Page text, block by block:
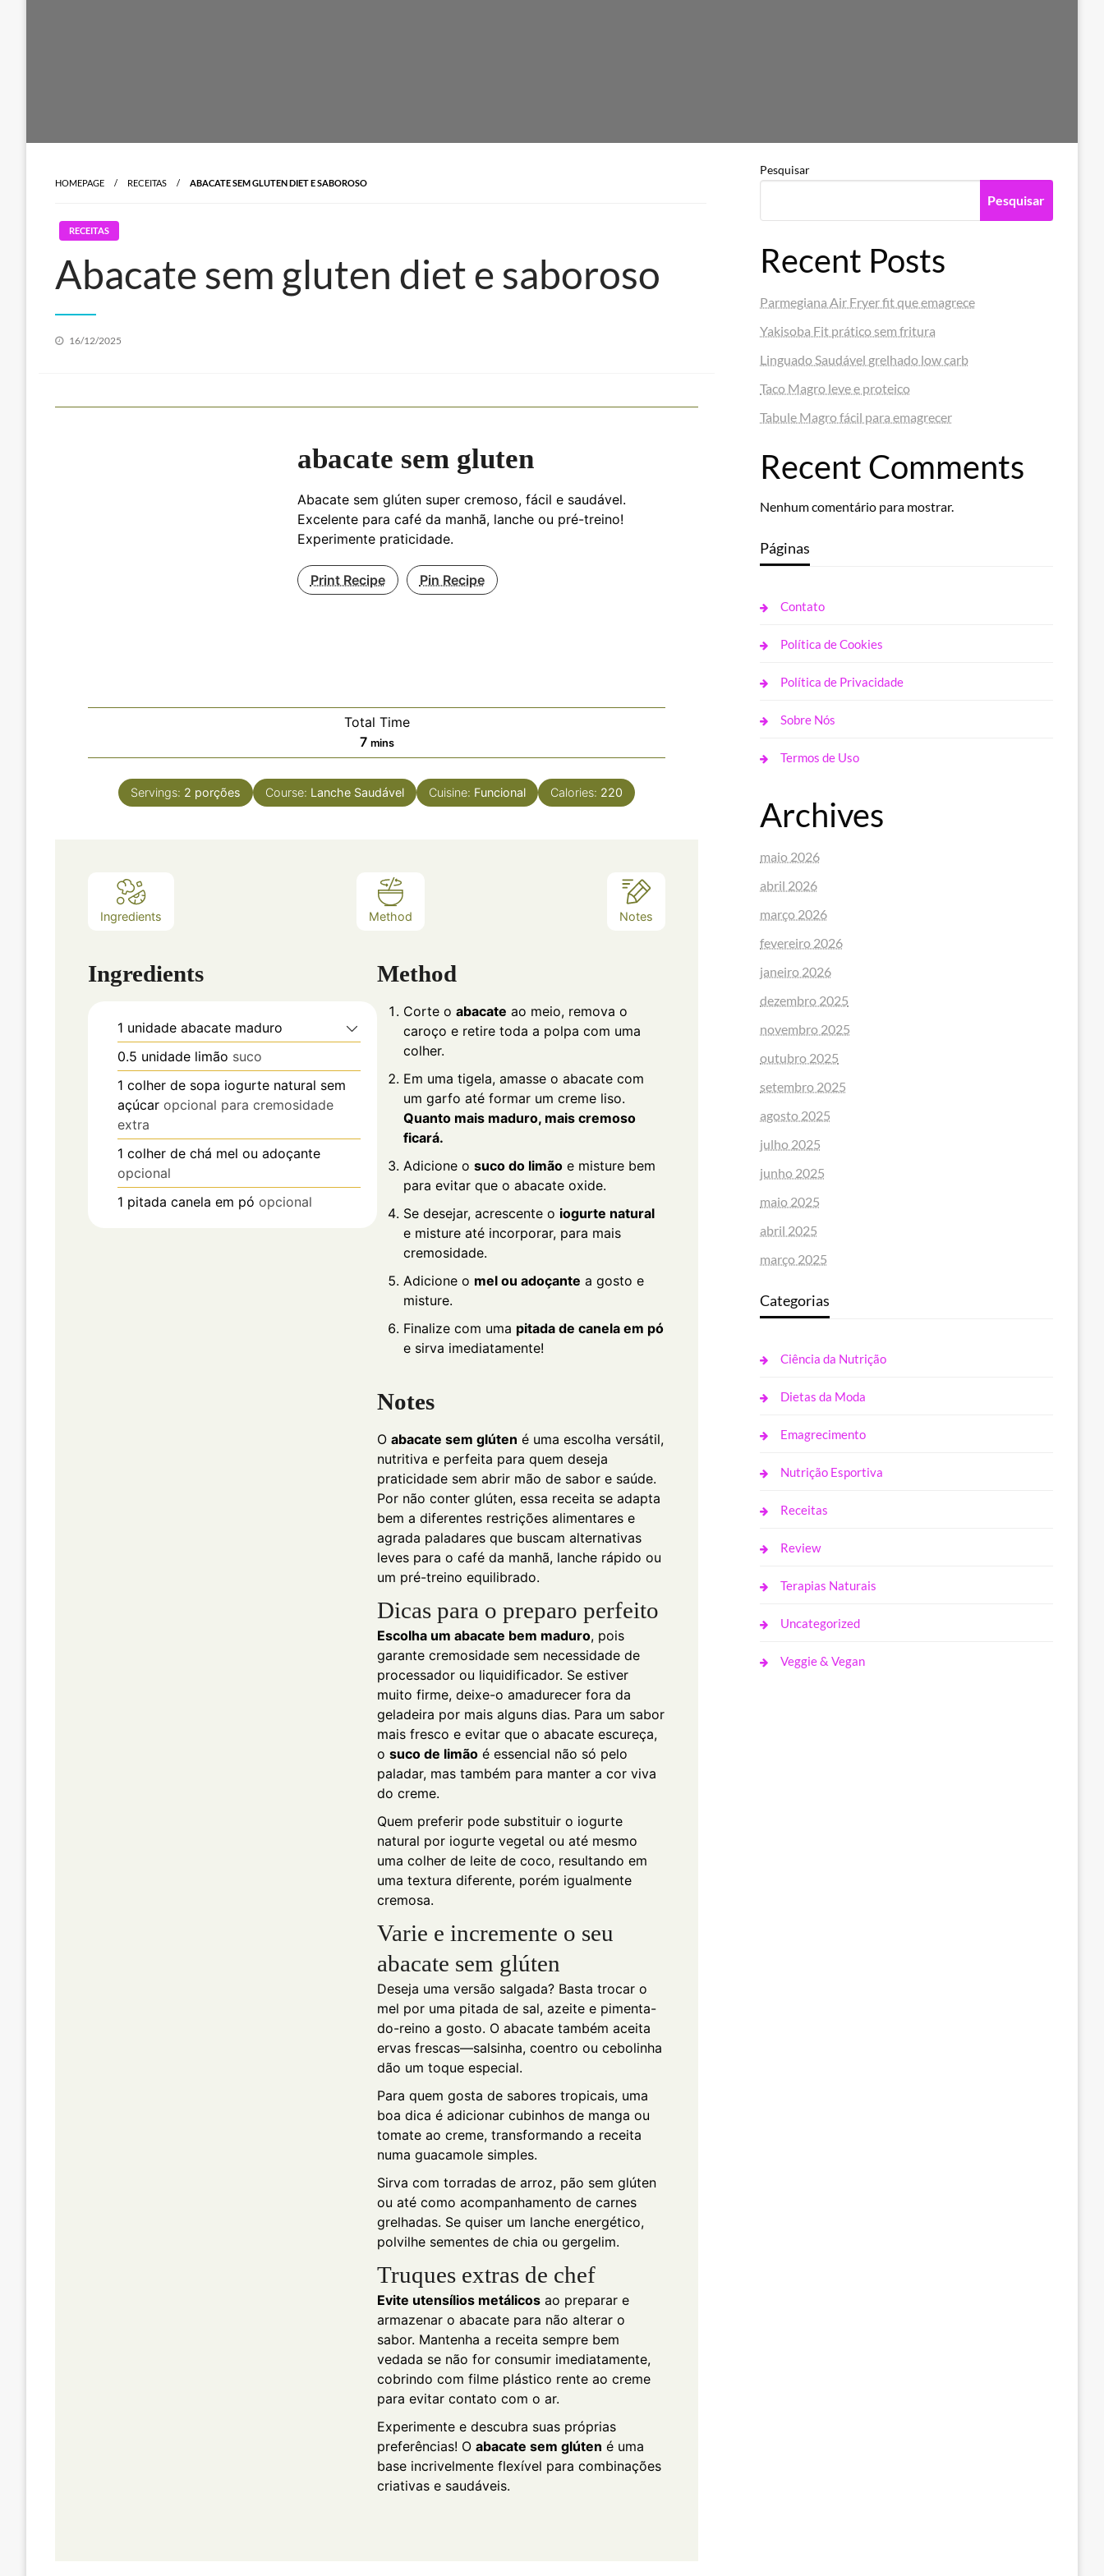
HOMEPAGE RECEITAS ABACATE SEM GLUTEN DIET E SABOROSO
RECEITAS
Abacate sem gluten diet e saboroso
Posted
16/12/2025
abacate sem gluten
Abacate sem glúten super cremoso, fácil e saudável.
Excelente para café da manhã, lanche ou pré-treino!
Experimente praticidade.
Print Recipe Pin Recipe
Total Time
7minutes
mins
Servings: 2 porções Course: Lanche Saudável Cuisine: Funcional Calories: 220
Ingredients Method Notes
Ingredients
1 unidade abacate maduro
0.5 unidade limão suco
1 colher de sopa iogurte natural sem
açúcar opcional para cremosidade
extra
1 colher de chá mel ou adoçante
opcional
1 pitada canela em pó opcional
Method
Corte o abacate ao meio, remova o
caroço e retire toda a polpa com uma
colher.
Em uma tigela, amasse o abacate com
um garfo até formar um creme liso.
Quanto mais maduro, mais cremoso
ficará.
Adicione o suco do limãoe misture bem
para evitar que o abacate oxide.
Se desejar, acrescente o iogurte natural
e misture até incorporar, para mais
cremosidade.
Adicione o mel ou adoçante a gosto e
misture.
Finalize com uma pitada de canela em pó
e sirva imediatamente!
Notes
O abacate sem glúten é uma escolha versátil,
nutritiva e perfeita para quem deseja
praticidade sem abrir mão de sabor e saúde.
Por não conter glúten, essa receita se adapta
bem a diferentes restrições alimentares e
agrada paladares que buscam alternativas
leves para o café da manhã, lanche rápido ou
um pré-treino equilibrado.
Dicas para o preparo perfeito
Escolha um abacate bem maduro, pois
garante cremosidade sem necessidade de
processador ou liquidificador. Se estiver
muito firme, deixe-o amadurecer fora da
geladeira por mais alguns dias. Para um sabor
mais fresco e evitar que o abacate escureça,
o suco de limãoé essencial não só pelo
paladar, mas também para manter a cor viva
do creme.
Quem preferir pode substituir o iogurte
natural por iogurte vegetal ou até mesmo
uma colher de leite de coco, resultando em
uma textura diferente, porém igualmente
cremosa.
Varie e incremente o seu
abacate sem glúten
Deseja uma versão salgada? Basta trocar o
mel por uma pitada de sal, azeite e pimenta-
do-reino a gosto. O abacate também aceita
ervas frescas—salsinha, coentro ou cebolinha
dão um toque especial.
Para quem gosta de sabores tropicais, uma
boa dica é adicionar cubinhos de manga ou
tomate ao creme, transformando a receita
numa guacamole simples.
Sirva com torradas de arroz, pão sem glúten
ou até como acompanhamento de carnes
grelhadas. Se quiser um lanche energético,
polvilhe sementes de chia ou gergelim.
Truques extras de chef
Evite utensílios metálicosao preparar e
armazenar o abacate para não alterar o
sabor. Mantenha a receita sempre bem
vedada se não for consumir imediatamente,
cobrindo com filme plástico rente ao creme
para evitar contato com o ar.
Experimente e descubra suas próprias
preferências! O abacate sem glúten é uma
base incrivelmente flexível para combinações
criativas e saudáveis.
Pesquisar
Pesquisar
Recent Posts
Parmegiana Air Fryer fit que emagrece
Yakisoba Fit prático sem fritura
Linguado Saudável grelhado low carb
Taco Magro leve e proteico
Tabule Magro fácil para emagrecer
Recent Comments
Nenhum comentário para mostrar.
Páginas
Contato
Política de Cookies
Política de Privacidade
Sobre Nós
Termos de Uso
Archives
maio 2026
abril 2026
março 2026
fevereiro 2026
janeiro 2026
dezembro 2025
novembro 2025
outubro 2025
setembro 2025
agosto 2025
julho 2025
junho 2025
maio 2025
abril 2025
março 2025
Categorias
Ciência da Nutrição
Dietas da Moda
Emagrecimento
Nutrição Esportiva
Receitas
Review
Terapias Naturais
Uncategorized
Veggie & Vegan